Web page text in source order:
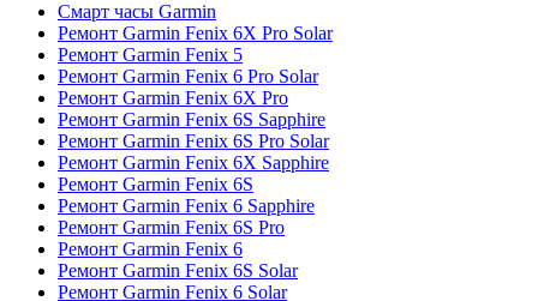
Смарт часы Garmin
Ремонт Garmin Fenix 6X Pro Solar
Ремонт Garmin Fenix 5
Ремонт Garmin Fenix 6 Pro Solar
Ремонт Garmin Fenix 6X Pro
Ремонт Garmin Fenix 6S Sapphire
Ремонт Garmin Fenix 6S Pro Solar
Ремонт Garmin Fenix 6X Sapphire
Ремонт Garmin Fenix 6S
Ремонт Garmin Fenix 6 Sapphire
Ремонт Garmin Fenix 6S Pro
Ремонт Garmin Fenix 6
Ремонт Garmin Fenix 6S Solar
Ремонт Garmin Fenix 6 Solar